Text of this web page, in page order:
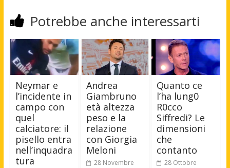
Potrebbe anche interessarti
Neymar e
l’incidente in
campo con
quel
calciatore: il
pisello entra
nell’inquadra
tura
Andrea
Giambruno
età altezza
peso e la
relazione
con Giorgia
Meloni
28 Novembre
Quanto ce
l’ha lung0
R0cco
Siffredi? Le
dimensioni
che
contanto
28 Ottobre